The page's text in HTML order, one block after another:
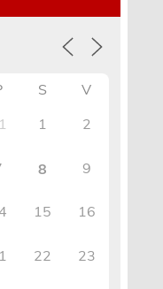
S
V
1 2
8 9
15 16
22 23